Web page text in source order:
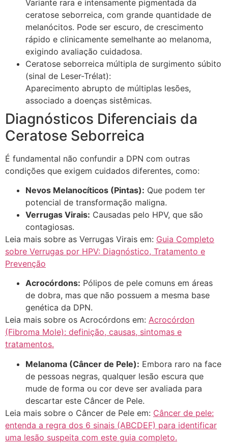
Variante rara e intensamente pigmentada da
ceratose seborreica, com grande quantidade de
melanócitos. Pode ser escuro, de crescimento
rápido e clinicamente semelhante ao melanoma,
exigindo avaliação cuidadosa.
Ceratose seborreica múltipla de surgimento súbito
(sinal de Leser-Trélat):
Aparecimento abrupto de múltiplas lesões,
associado a doenças sistêmicas.
Diagnósticos Diferenciais da
Ceratose Seborreica
É fundamental não confundir a DPN com outras
condições que exigem cuidados diferentes, como:
Nevos Melanocíticos (Pintas): Que podem ter
potencial de transformação maligna.
Verrugas Virais: Causadas pelo HPV, que são
contagiosas.
Leia mais sobre as Verrugas Virais em: Guia Completo
sobre Verrugas por HPV: Diagnóstico, Tratamento e
Prevenção
Acrocórdons: Pólipos de pele comuns em áreas
de dobra, mas que não possuem a mesma base
genética da DPN.
Leia mais sobre os Acrocórdons em: Acrocórdon
(Fibroma Mole): definição, causas, sintomas e
tratamentos.
Melanoma (Câncer de Pele): Embora raro na face
de pessoas negras, qualquer lesão escura que
mude de forma ou cor deve ser avaliada para
descartar este Câncer de Pele.
Leia mais sobre o Câncer de Pele em: Câncer de pele:
entenda a regra dos 6 sinais (ABCDEF) para identificar
uma lesão suspeita com este guia completo.